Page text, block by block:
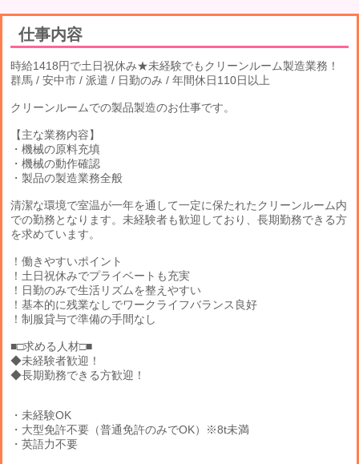
仕事内容
時給1418円で土日祝休み★未経験でもクリーンルーム製造業務！
群馬 / 安中市 / 派遣 / 日勤のみ / 年間休日110日以上
クリーンルームでの製品製造のお仕事です。
【主な業務内容】
・機械の原料充填
・機械の動作確認
・製品の製造業務全般
清潔な環境で室温が一年を通して一定に保たれたクリーンルーム内
での勤務となります。未経験者も歓迎しており、長期勤務できる方
を求めています。
！働きやすいポイント
！土日祝休みでプライベートも充実
！日勤のみで生活リズムを整えやすい
！基本的に残業なしでワークライフバランス良好
！制服貸与で準備の手間なし
■□求める人材□■
◆未経験者歓迎！
◆長期勤務できる方歓迎！
・未経験OK
・大型免許不要（普通免許のみでOK）※8t未満
・英語力不要